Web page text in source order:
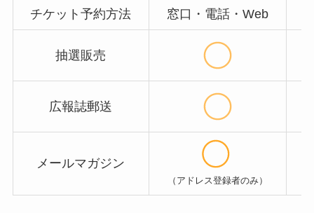
チケット予約方法 窓口・電話・Web
抽選販売
広報誌郵送
メールマガジン
（アドレス登録者のみ）